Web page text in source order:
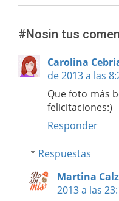
#Nosin tus
Carolina
de 2013 a las
Que foto más
felicitaciones:)
Responder
Respuestas
Martina
2013 a las